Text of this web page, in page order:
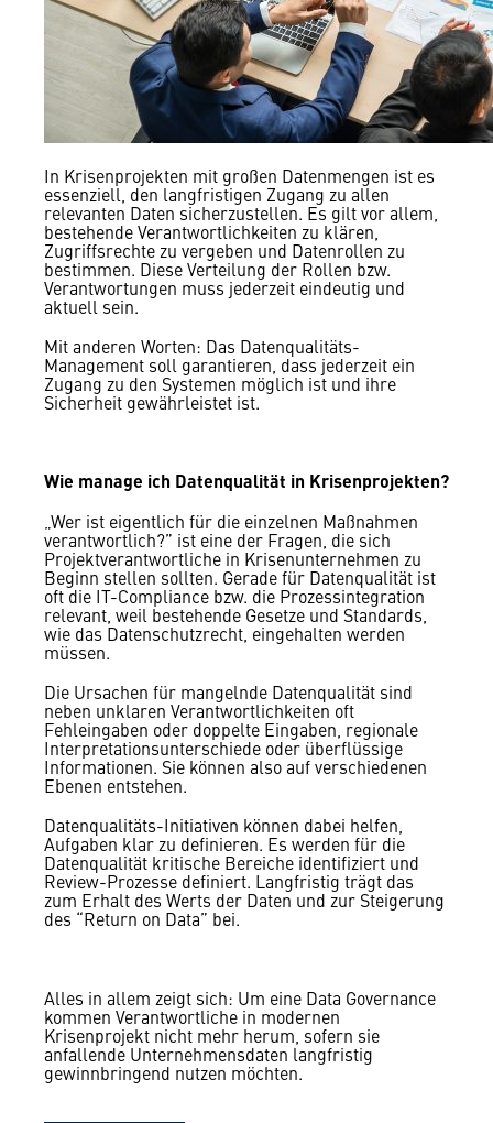
In Krisenprojekten mit großen Datenmengen ist es
essenziell, den langfristigen Zugang zu allen
relevanten Daten sicherzustellen. Es gilt vor allem,
bestehende Verantwortlichkeiten zu klären,
Zugriffsrechte zu vergeben und Datenrollen zu
bestimmen. Diese Verteilung der Rollen bzw.
Verantwortungen muss jederzeit eindeutig und
aktuell sein.
Mit anderen Worten: Das Datenqualitäts-
Management soll garantieren, dass jederzeit ein
Zugang zu den Systemen möglich ist und ihre
Sicherheit gewährleistet ist.
Wie manage ich Datenqualität in Krisenprojekten?
„Wer ist eigentlich für die einzelnen Maßnahmen
verantwortlich?” ist eine der Fragen, die sich
Projektverantwortliche in Krisenunternehmen zu
Beginn stellen sollten. Gerade für Datenqualität ist
oft die IT-Compliance bzw. die Prozessintegration
relevant, weil bestehende Gesetze und Standards,
wie das Datenschutzrecht, eingehalten werden
müssen.
Die Ursachen für mangelnde Datenqualität sind
neben unklaren Verantwortlichkeiten oft
Fehleingaben oder doppelte Eingaben, regionale
Interpretationsunterschiede oder überflüssige
Informationen. Sie können also auf verschiedenen
Ebenen entstehen.
Datenqualitäts-Initiativen können dabei helfen,
Aufgaben klar zu definieren. Es werden für die
Datenqualität kritische Bereiche identifiziert und
Review-Prozesse definiert. Langfristig trägt das
zum Erhalt des Werts der Daten und zur Steigerung
des “Return on Data” bei.
Alles in allem zeigt sich: Um eine Data Governance
kommen Verantwortliche in modernen
Krisenprojekt nicht mehr herum, sofern sie
anfallende Unternehmensdaten langfristig
gewinnbringend nutzen möchten.